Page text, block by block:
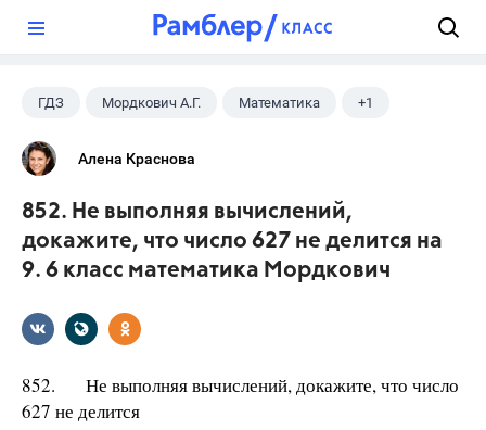
ГДЗ Мордкович А.Г. Математика +1
6 класс
Алена Краснова
852. Не выполняя вычислений,
докажите, что число 627 не делится на
9. 6 класс математика Мордкович
852. Не выполняя вычислений, докажите, что число
627 не делится